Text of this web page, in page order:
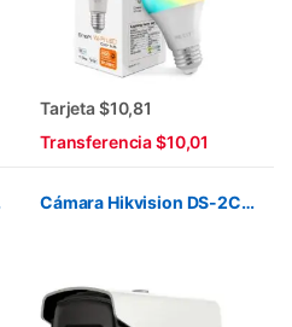
Tarjeta $10,81
Transferencia $10,01
Fi Cámara Hikvision DS-2CE16COT-IRF 720P/ IR40M 2.8 BULLET